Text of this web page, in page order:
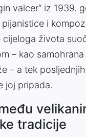
valcer“ iz 1939.
i
cijeloga života
– kao
– a tek
joj pripada.
tradicije